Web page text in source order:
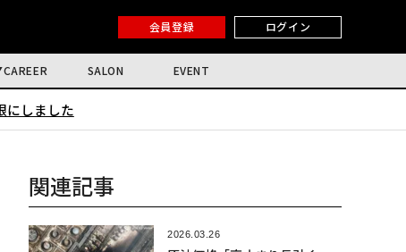
会員登録 ログイン
CAREER SALON EVENT
にしました
関連記事
2026.03.26